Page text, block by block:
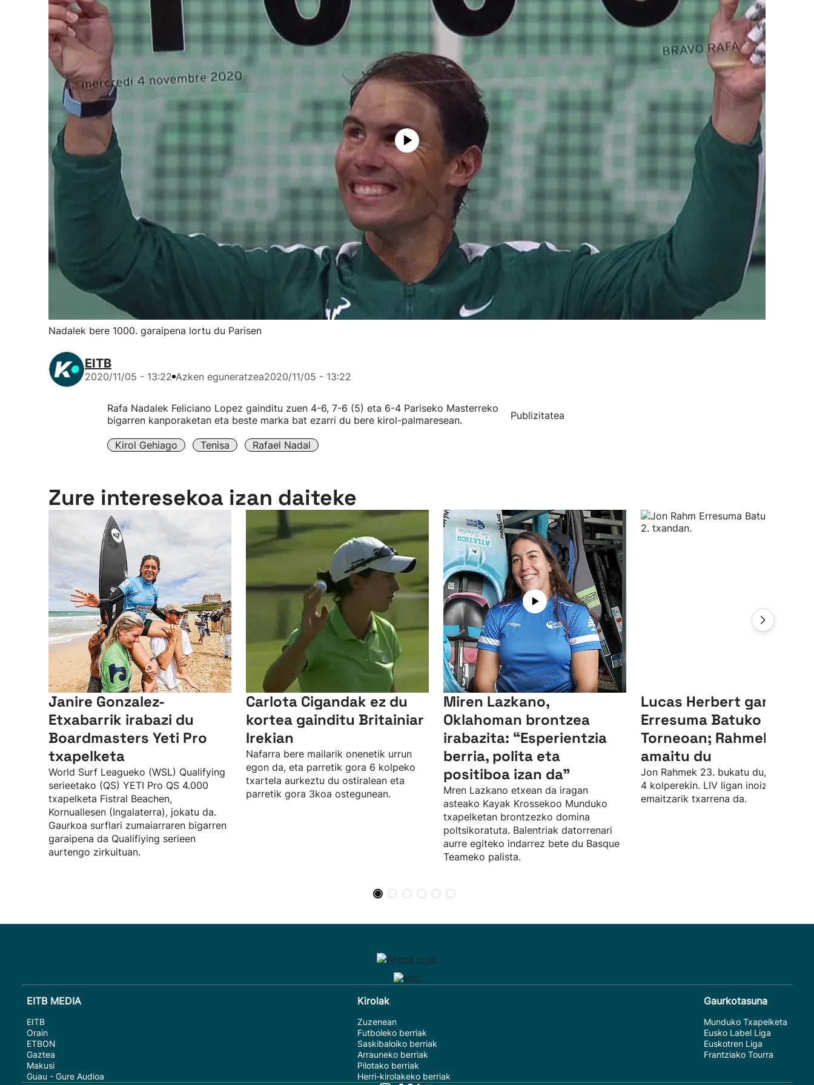
Nadalek bere 1000. garaipena lortu du Parisen
EITB
2020/11/05 - 13:22 Azken eguneratzea2020/11/05 - 13:22
Rafa Nadalek Feliciano Lopez gainditu zuen 4-6, 7-6 (5) eta 6-4 Pariseko Masterreko
bigarren kanporaketan eta beste marka bat ezarri du bere kirol-palmaresean.
Kirol Gehiago Tenisa Rafael Nadal
Publizitatea
Zure interesekoa izan daiteke
Janire Gonzalez-
Etxabarrik irabazi du
Boardmasters Yeti Pro
txapelketa
World Surf Leagueko (WSL) Qualifying
serieetako (QS) YETI Pro QS 4.000
txapelketa Fistral Beachen,
Kornuallesen (Ingalaterra), jokatu da.
Gaurkoa surflari zumaiarraren bigarren
garaipena da Qualifiying serieen
aurtengo zirkuituan.
Carlota Cigandak ez du
kortea gainditu Britainiar
Irekian
Nafarra bere mailarik onenetik urrun
egon da, eta parretik gora 6 kolpeko
txartela aurkeztu du ostiralean eta
parretik gora 3koa ostegunean.
Miren Lazkano,
Oklahoman brontzea
irabazita: “Esperientzia
berria, polita eta
positiboa izan da"
Mren Lazkano etxean da iragan
asteako Kayak Krossekoo Munduko
txapelketan brontzezko domina
poltsikoratuta. Balentriak datorrenari
aurre egiteko indarrez bete du Basque
Teameko palista.
Lucas Herbert garaile,
Erresuma Batuko LIV
Torneoan; Rahmek 23.
amaitu du
Jon Rahmek 23. bukatu du, par
4 kolperekin. LIV ligan inoiz izan duen
emaitzarik txarrena da.
EITB MEDIA
EITB
Orain
ETBON
Gaztea
Makusi
Guau - Gure Audioa
Kirolak
Zuzenean
Futboleko berriak
Saskibaloiko berriak
Arrauneko berriak
Pilotako berriak
Herri-kirolakeko berriak
Gaurkotasuna
Munduko Txapelketa
Eusko Label Liga
Euskotren Liga
Frantziako Tourra